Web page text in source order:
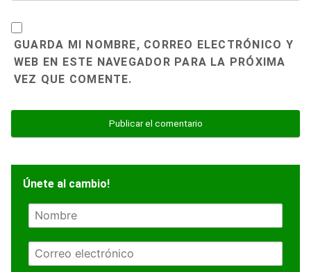
GUARDA MI NOMBRE, CORREO ELECTRÓNICO Y
WEB EN ESTE NAVEGADOR PARA LA PRÓXIMA
VEZ QUE COMENTE.
Únete al cambio!
N
r
E
m